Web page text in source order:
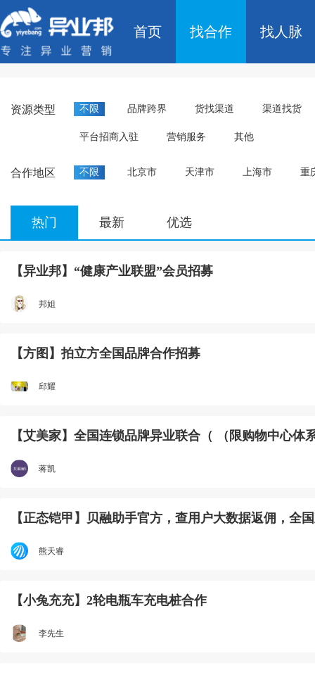
首页 找合作 找人脉
资源类型 不限 品牌跨界 货找渠道 渠道找货
平台招商入驻 营销服务 其他
合作地区 不限 北京市 天津市 上海市 重
热门 最新 优选
【异业邦】“健康产业联盟”会员招募
邦姐
【方图】拍立方全国品牌合作招募
邱耀
【艾美家】全国连锁品牌异业联合（ （限购物中心体
蒋凯
【正态铠甲】贝融助手官方，查用户大数据返佣，全
熊天睿
【小兔充充】2轮电瓶车充电桩合作
李先生